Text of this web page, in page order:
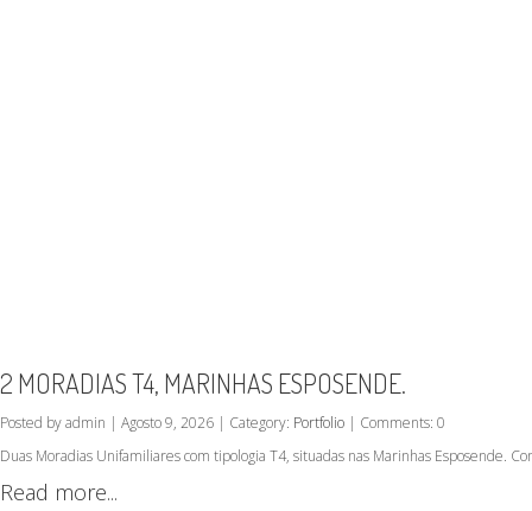
2 MORADIAS T4, MARINHAS ESPOSENDE.
Posted by admin | Agosto 9, 2026 | Category: Portfolio | Comments: 0
Duas Moradias Unifamiliares com tipologia T4, situadas nas Marinhas Esposende.
Read more...